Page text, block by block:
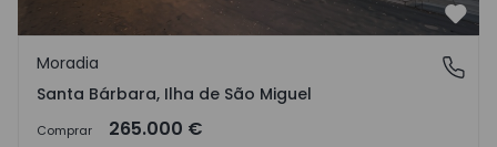
Santa Bárbara, Ilha de São Miguel
Moradia
Santa Bárbara, Ilha de São Miguel
Comprar 265.000 €